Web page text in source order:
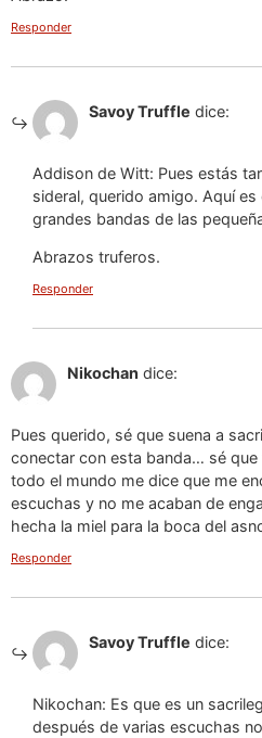
Responder
Savoy Truffle dice:
Addison de Witt: Pues estás
sideral, querido amigo. Aquí
grandes bandas de las
Abrazos truferos.
Responder
Nikochan dice:
Pues querido, sé que suena a
conectar con esta banda… sé
todo el mundo me dice que me
escuchas y no me acaban de
hecha la miel para la boca del
Responder
Savoy Truffle dice:
Nikochan: Es que es un
después de varias escuchas